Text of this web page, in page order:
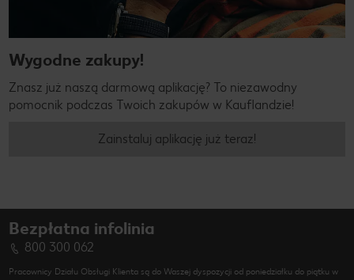
Wygodne zakupy!
Znasz już naszą darmową aplikację? To niezawodny
pomocnik podczas Twoich zakupów w Kauflandzie!
Zainstaluj aplikację już teraz!
Bezpłatna infolinia
800 300 062
Pracownicy Działu Obsługi Klienta są do Waszej dyspozycji od poniedziałku do piątku w